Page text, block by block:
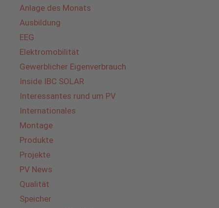
Anlage des Monats
Ausbildung
EEG
Elektromobilität
Gewerblicher Eigenverbrauch
Inside IBC SOLAR
Interessantes rund um PV
Internationales
Montage
Produkte
Projekte
PV News
Qualität
Speicher